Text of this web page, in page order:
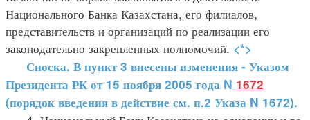
Национального Банка Казахстана, его филиалов,
представительств и организаций по реализации его
законодательно закрепленных полномочий. <*>
Сноска. В пункт 3 внесены изменения - Указом
Президента РК от 15 ноября 2005 года N 1672
(порядок введения в действие см. п.2 Указа N 1672).